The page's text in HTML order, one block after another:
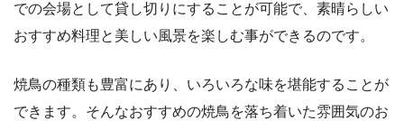
での会場として貸し切りにすることが可能で、素晴らしい
おすすめ料理と美しい風景を楽しむ事ができるのです。
焼鳥の種類も豊富にあり、いろいろな味を堪能することが
できます。そんなおすすめの焼鳥を落ち着いた雰囲気のお